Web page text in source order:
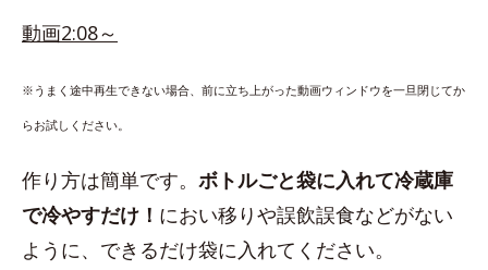
動画2:08～
※うまく途中再生できない場合、前に立ち上がった動画ウィンドウを一旦閉じてか
らお試しください。
作り方は簡単です。 ボトルごと袋に入れて冷蔵庫
で冷やすだけ！ におい移りや誤飲誤食などがない
ように、できるだけ袋に入れてください。